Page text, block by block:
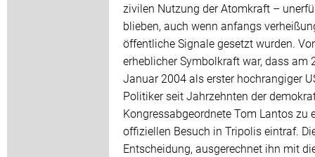
zivilen Nutzung der Atomkraft –
blieben, auch wenn anfangs
öffentliche Signale gesetzt wurden.
erheblicher Symbolkraft war, dass am
Januar 2004 als erster hochrangiger
Politiker seit Jahrzehnten der
Kongressabgeordnete Tom Lantos zu
offiziellen Besuch in Tripolis eintraf.
Entscheidung, ausgerechnet ihn mit